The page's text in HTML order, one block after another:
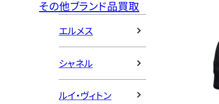
その他ブランド品買取
エルメス
シャネル
ルイ・ヴィトン